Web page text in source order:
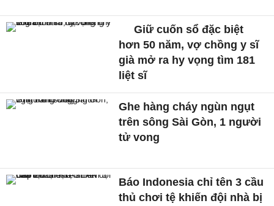
Giữ cuốn sổ đặc biệt
hơn 50 năm, vợ chồng y sĩ
già mở ra hy vọng tìm 181
liệt sĩ
Ghe hàng cháy ngùn ngụt
trên sông Sài Gòn, 1 người
tử vong
Báo Indonesia chỉ tên 3 cầu
thủ chơi tệ khiến đội nhà bị